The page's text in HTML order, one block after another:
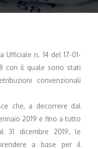
Ufficiale n. 14 del 17-01-
con il quale sono stati
convenzionali
che, a decorrere dal
2019 e fino a tutto
dicembre 2019, le
a base per il